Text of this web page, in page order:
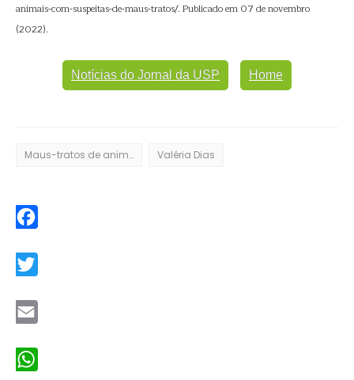
animais-com-suspeitas-de-maus-tratos/. Publicado em 07 de novembro
(2022).
Notícias do Jornal da USP Home
Maus-tratos de animais Valéria Dias